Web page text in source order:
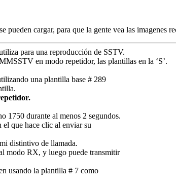
pueden cargar, para que la gente vea las imagenes
para una reproducción de SSTV.
en modo repetidor, las plantillas en la ‘S’.
una plantilla base # 289
1750 durante al menos 2 segundos.
que hace clic al enviar su
distintivo de llamada.
modo RX, y luego puede transmitir
usando la plantilla # 7 como